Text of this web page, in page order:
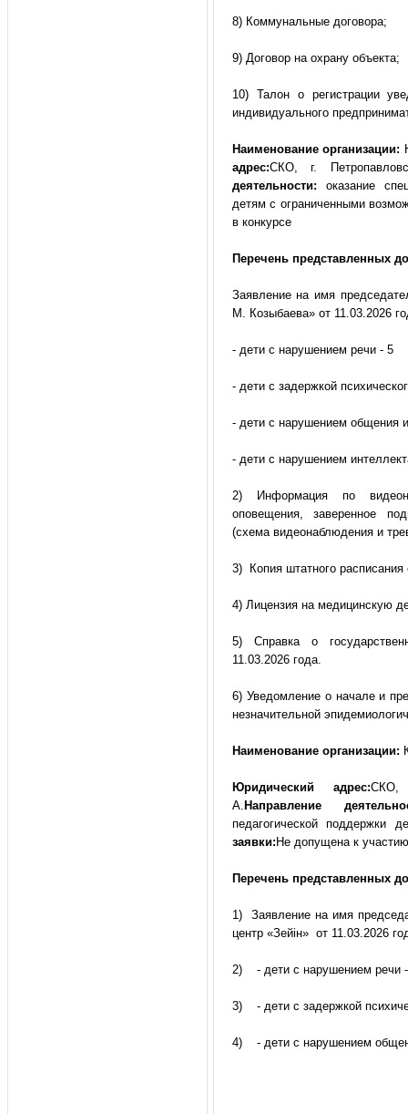
8) Коммунальные договора;
9) Договор на охрану объекта;
10) Талон о регистрации
индивидуального
Наименование организации:
адрес:СКО, г.
деятельности: оказание
детям с ограниченными
в конкурсе
Перечень представленных
Заявление на имя
М. Козыбаева» от 11.03.2026
- дети с нарушением речи - 5
- дети с задержкой
- дети с нарушением общения
- дети с нарушением
2) Информация по
оповещения, заверенное
(схема видеонаблюдения и
3) Копия штатного
4) Лицензия на медицинскую
5) Справка о
11.03.2026 года.
6) Уведомление о начале и
незначительной
Наименование организации:
Юридический адрес:СКО,
А. Направление
педагогической поддержки
заявки: Не допущена к
Перечень представленных
1) Заявление на имя
центр «Зейін» от 11.03.2026
2) - дети с нарушением речи
3) - дети с задержкой
4) - дети с нарушением